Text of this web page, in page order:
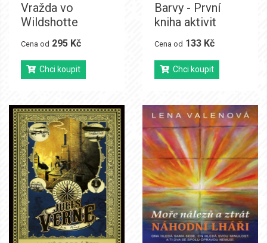
Vražda vo
Wildshotte
Cena od 295 Kč
Chci koupit
Barvy - První
kniha aktivit
Cena od 133 Kč
Chci koupit